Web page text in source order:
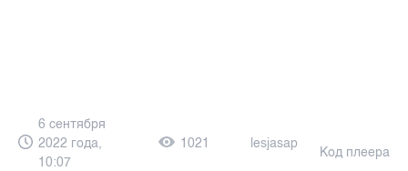
6 сентября
2022 года,
10:07
1021 lesjasap
Код плеера